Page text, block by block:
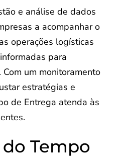
e análise de dados
a acompanhar o
operações logísticas
para
um monitoramento
estratégias e
de Entrega atenda às
Tempo